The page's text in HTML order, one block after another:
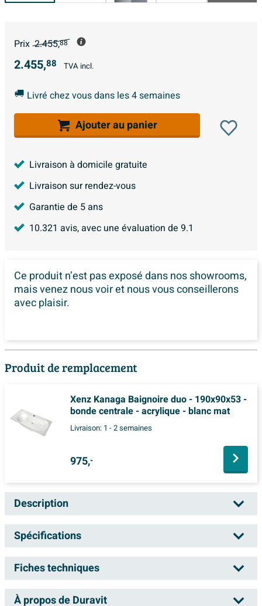
Prix 2.455,88
2.455,88 TVA incl.
Livré chez vous dans les 4 semaines
Ajouter au panier
Livraison à domicile gratuite
Livraison sur rendez-vous
Garantie de 5 ans
10.321 avis, avec une évaluation de 9.1
Ce produit n’est pas exposé dansnos showrooms,
mais venez nous voir et nous vous conseillerons
avec plaisir.
Produit de remplacement
Xenz Kanaga Baignoire duo - 190x90x53 -
bonde centrale - acrylique - blanc mat
Livraison: 1 - 2 semaines
975,-
Description
Duravit Cape Cod baignoire d'angle droite
190x90x64cm avec panneau moulé
Durasolid A blanc
Avec cette baignoire d'angle généreuse, vous créez un
Spécifications
Numéro d'article
Numéro de fournisseur
700363000000000
Fiches techniques
Information technique du produit
À propos de Duravit